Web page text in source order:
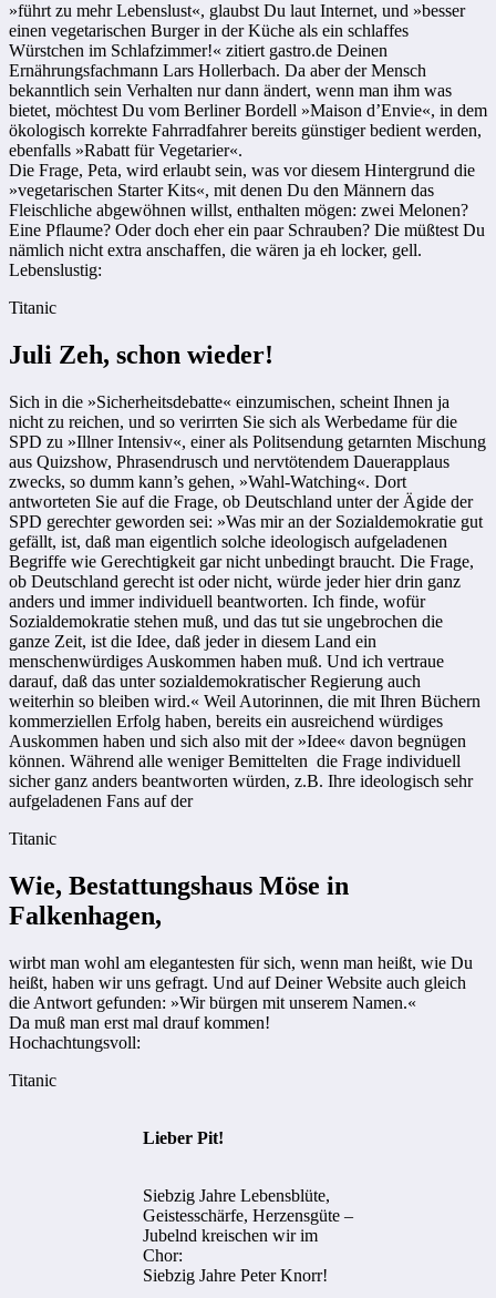
»führt zu mehr Lebenslust«, glaubst Du laut Internet, und »besser
einen vegetarischen Burger in der Küche als ein schlaffes
Würstchen im Schlafzimmer!« zitiert gastro.de Deinen
Ernährungsfachmann Lars Hollerbach. Da aber der Mensch
bekanntlich sein Verhalten nur dann ändert, wenn man ihm was
bietet, möchtest Du vom Berliner Bordell »Maison d’Envie«, in dem
ökologisch korrekte Fahrradfahrer bereits günstiger bedient werden,
ebenfalls »Rabatt für Vegetarier«.
Die Frage, Peta, wird erlaubt sein, was vor diesem Hintergrund die
»vegetarischen Starter Kits«, mit denen Du den Männern das
Fleischliche abgewöhnen willst, enthalten mögen: zwei Melonen?
Eine Pflaume? Oder doch eher ein paar Schrauben? Die müßtest Du
nämlich nicht extra anschaffen, die wären ja eh locker, gell.
Lebenslustig:
Titanic
Juli Zeh, schon wieder!
Sich in die »Sicherheitsdebatte« einzumischen, scheint Ihnen ja
nicht zu reichen, und so verirrten Sie sich als Werbedame für die
SPD zu »Illner Intensiv«, einer als Politsendung getarnten Mischung
aus Quizshow, Phrasendrusch und nervtötendem Dauerapplaus
zwecks, so dumm kann’s gehen, »Wahl-Watching«. Dort
antworteten Sie auf die Frage, ob Deutschland unter der Ägide der
SPD gerechter geworden sei: »Was mir an der Sozialdemokratie gut
gefällt, ist, daß man eigentlich solche ideologisch aufgeladenen
Begriffe wie Gerechtigkeit gar nicht unbedingt braucht. Die Frage,
ob Deutschland gerecht ist oder nicht, würde jeder hier drin ganz
anders und immer individuell beantworten. Ich finde, wofür
Sozialdemokratie stehen muß, und das tut sie ungebrochen die
ganze Zeit, ist die Idee, daß jeder in diesem Land ein
menschenwürdiges Auskommen haben muß. Und ich vertraue
darauf, daß das unter sozialdemokratischer Regierung auch
weiterhin so bleiben wird.« Weil Autorinnen, die mit Ihren Büchern
kommerziellen Erfolg haben, bereits ein ausreichend würdiges
Auskommen haben und sich also mit der »Idee« davon begnügen
können. Während alle weniger Bemittelten die Frage individuell
sicher ganz anders beantworten würden, z.B. Ihre ideologisch sehr
aufgeladenen Fans auf der
Titanic
Wie, Bestattungshaus Möse in
Falkenhagen,
wirbt man wohl am elegantesten für sich, wenn man heißt, wie Du
heißt, haben wir uns gefragt. Und auf Deiner Website auch gleich
die Antwort gefunden: »Wir bürgen mit unserem Namen.«
Da muß man erst mal drauf kommen!
Hochachtungsvoll:
Titanic
Lieber Pit!
Siebzig Jahre Lebensblüte,
Geistesschärfe, Herzensgüte –
Jubelnd kreischen wir im
Chor:
Siebzig Jahre Peter Knorr!